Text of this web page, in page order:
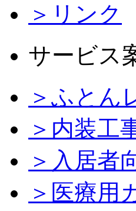
＞リンク
サービス
＞ふとん
＞内装工
＞入居者
＞医療用